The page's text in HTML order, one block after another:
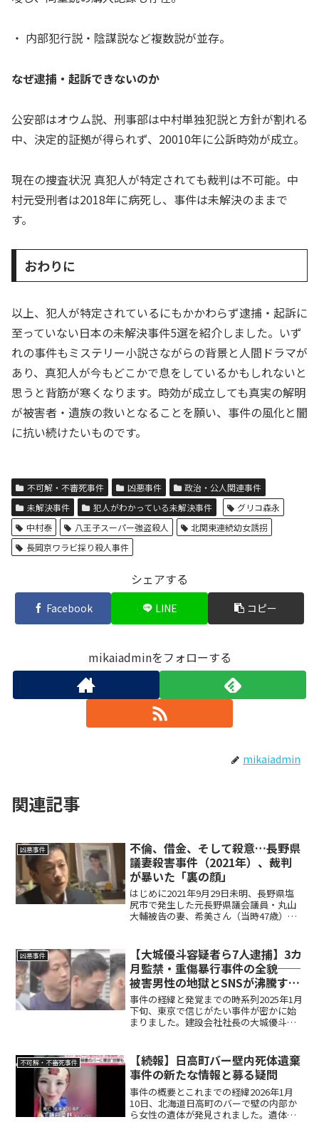
・ 内部犯行説・陰謀説など複数説が並存。
なぜ逮捕・起訴できないのか
公安部はオウム説、刑事部は中村単独犯説と方針が割れる
中、決定的証拠が得られず、20010年に公訴時効が成立。
現在の捜査状況 真犯人が特定されても裁判は不可能。中
村元受刑者は2018年に病死し、事件は未解決のままで
す。
おわりに
以上、犯人が特定されているにもかかわらず逮捕・起訴に
至っていない日本の未解決事件5選を紹介しました。いず
れの事件もミステリー小説さながらの背景と人間ドラマが
あり、真犯人が今もどこかで息をしているかもしれないと
思うと背筋が寒くなります。時効が成立しても真実の解明
が被害者・遺族の救いとなることを願い、事件の風化と闇
に抗い続けたいものです。
不可解・不審死事件 凶悪事件
政治・公人関連事件
未解決事件
犯人がわかっている未解決事件
グリコ森永
中村泰
八王子スーパー強盗殺人
北関東連続幼女誘拐
長岡京ワラビ採り殺人事件
シェアする
Facebook LINE コピー
mikaiadminをフォローする
mikaiadmin
関連記事
凶悪事件
不倫、借金、そして殺意…長野県
議妻殺害事件（2021年）、裁判
が暴いた「裏の顔」
はじめに2021年9月29日未明、長野県塩
尻市で発生した元長野県議会議員・丸山
大輔被告の妻、希美さん（当時47歳）殺
大事件として、本件は発生当初から高い
関心を集めました...
凶悪事件
【大城優斗容疑者ら7人逮捕】3カ
月監禁・重傷暴行事件の全貌──
被害男性の地獄とSNSが沸騰する
怒り
事件の経緯と発覚までの時系列2025年1月
下旬、東京で信じがたい事件が密かに始
まりました。建設会社社長の大城優斗容
繰り返したのです。被害男性は都内や近
郊のホテル...
不可解・不審死事件
【続報】日高町バー壁内死体遺棄
事件の新たな情報と募る疑問
事件の概要とこれまでの経緯2026年1月
10日、北海道日高町のバーで壁の内部か
ら女性の遺体が発見されました。遺体は